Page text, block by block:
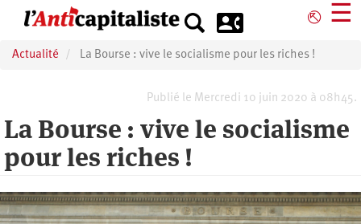
principal
⎋ ☰
Actualité La Bourse : vive le socialisme pour les riches !
Publié le Mercredi 10 juin 2020 à 08h45.
La Bourse : vive le socialisme
pour les riches !